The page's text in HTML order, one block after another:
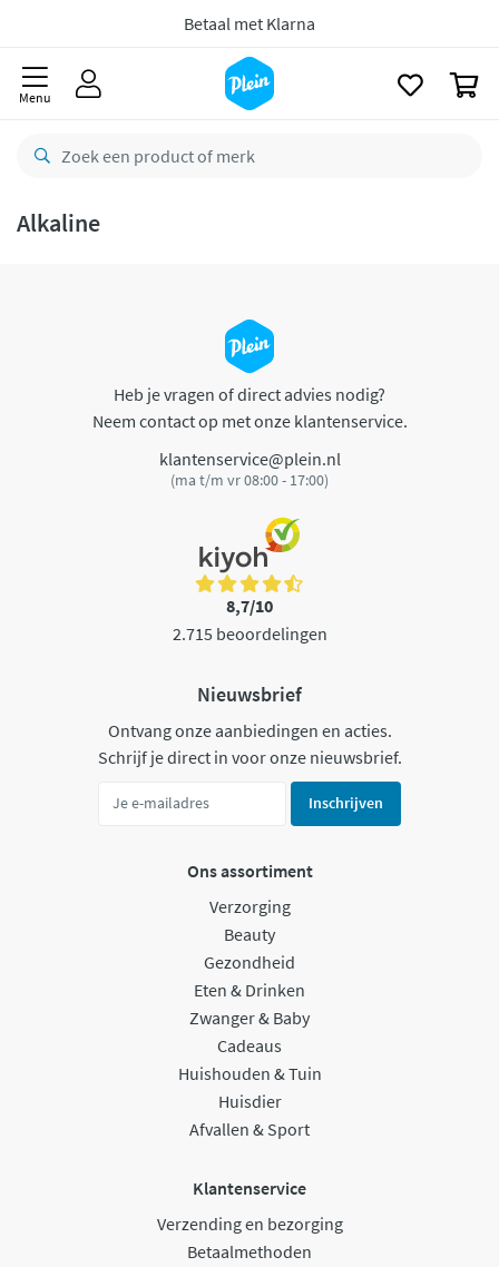
Betaal met Klarna
Menu
Alkaline
Heb je vragen of direct advies nodig?
Neem contact op met onze klantenservice.
klantenservice@plein.nl
(ma t/m vr 08:00 - 17:00)
8,7/10
2.715 beoordelingen
Nieuwsbrief
Ontvang onze aanbiedingen en acties.
Schrijf je direct in voor onze nieuwsbrief.
Inschrijven
Ons assortiment
Verzorging
Beauty
Gezondheid
Eten & Drinken
Zwanger & Baby
Cadeaus
Huishouden & Tuin
Huisdier
Afvallen & Sport
Klantenservice
Verzending en bezorging
Betaalmethoden